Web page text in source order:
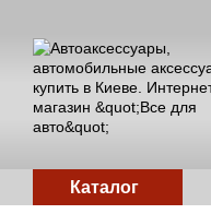
Каталог